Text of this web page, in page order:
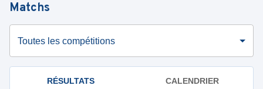
Matchs
Toutes les compétitions
RÉSULTATS CALENDRIER